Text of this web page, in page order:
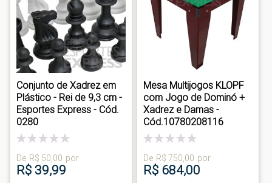
Conjunto de Xadrez em
Plástico - Rei de 9,3 cm -
Esportes Express - Cód.
0280
Classificação:
De R$ 50,00 por
R$ 39,99
Mesa Multijogos KLOPF
com Jogo de Dominó +
Xadrez e Damas -
Cód.10780208116
Classificação:
De R$ 750,00 por
R$ 684,00